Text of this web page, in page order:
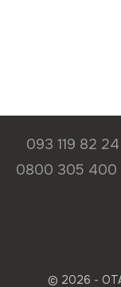
093 119 82 24
0800 305 400
© 2026 -